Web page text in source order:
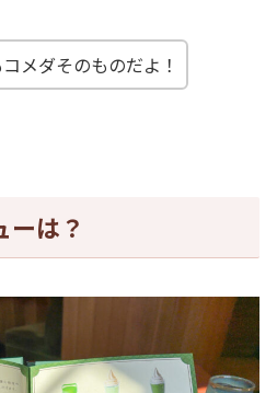
メダそのものだよ！
ーは？